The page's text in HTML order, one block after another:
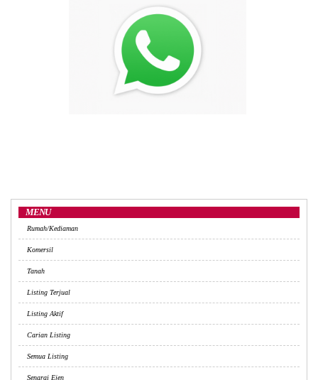
MENU
Rumah/Kediaman
Komersil
Tanah
Listing Terjual
Listing Aktif
Carian Listing
Semua Listing
Senarai Ejen